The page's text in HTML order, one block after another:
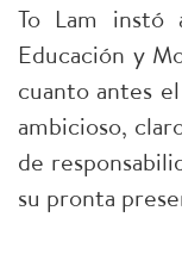
To Lam instó
Educación y
cuanto antes
ambicioso,
de
su pronta